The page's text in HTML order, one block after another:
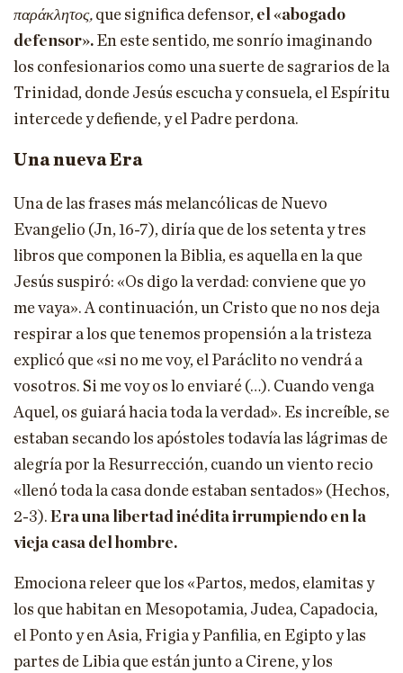
παράκλητος, que significa defensor, el «abogado
defensor». En este sentido, me sonrío imaginando
los confesionarios como una suerte de sagrarios de la
Trinidad, donde Jesús escucha y consuela, el Espíritu
intercede y defiende, y el Padre perdona.
Una nueva Era
Una de las frases más melancólicas de Nuevo
Evangelio (Jn, 16-7), diría que de los setenta y tres
libros que componen la Biblia, es aquella en la que
Jesús suspiró: «Os digo la verdad: conviene que yo
me vaya». A continuación, un Cristo que no nos deja
respirar a los que tenemos propensión a la tristeza
explicó que «si no me voy, el Paráclito no vendrá a
vosotros. Si me voy os lo enviaré (…). Cuando venga
Aquel, os guiará hacia toda la verdad». Es increíble, se
estaban secando los apóstoles todavía las lágrimas de
alegría por la Resurrección, cuando un viento recio
«llenó toda la casa donde estaban sentados» (Hechos,
2-3). Era una libertad inédita irrumpiendo en la
vieja casa del hombre.
Emociona releer que los «Partos, medos, elamitas y
los que habitan en Mesopotamia, Judea, Capadocia,
el Ponto y en Asia, Frigia y Panfilia, en Egipto y las
partes de Libia que están junto a Cirene, y los